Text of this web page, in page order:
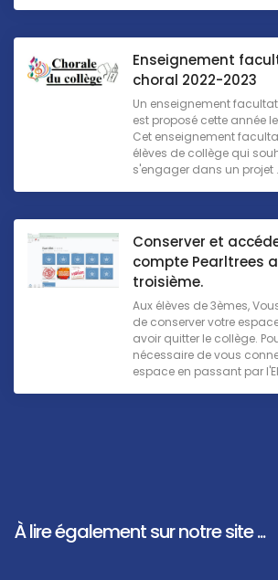
Enseignement
choral 2022-2023
Un enseignement
est proposé cette année
Cet enseignement
élèves de collège qui
s'engager dans un projet
Conserver et
compte Pearltrees
troisième.
Aux élèves de 3èmes,
de conserver votre
avoir quitter le collège.
nécessaire de vous
espace en passant par
À lire également sur notre site ...